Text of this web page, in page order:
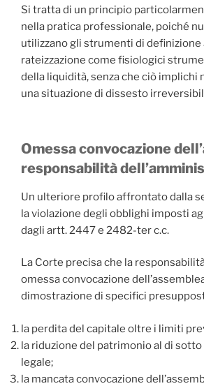
Si tratta di un principio
nella pratica professionale, poiché
utilizzano gli strumenti di definizione
rateizzazione come fisiologici
della liquidità, senza che ciò implichi
una situazione di dissesto
Omessa convocazione
responsabilità
Un ulteriore profilo affrontato dalla
la violazione degli obblighi imposti
dagli artt. 2447 e 2482-ter c.c.
La Corte precisa che la
omessa convocazione
dimostrazione di specifici
la perdita del capitale oltre i limiti
la riduzione del patrimonio al di
legale;
la mancata convocazione